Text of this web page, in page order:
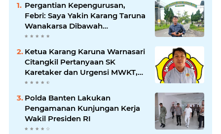
Pergantian Kepengurusan,
Febri: Saya Yakin Karang Taruna
Wanakarsa Dibawah
Kepemimpinan Bung Entus
Ketua Karang Karuna Warnasari
Citangkil Pertanyaan SK
Karetaker dan Urgensi MWKT,
Saat Suasana Berduka
Polda Banten Lakukan
Pengamanan Kunjungan Kerja
Wakil Presiden RI